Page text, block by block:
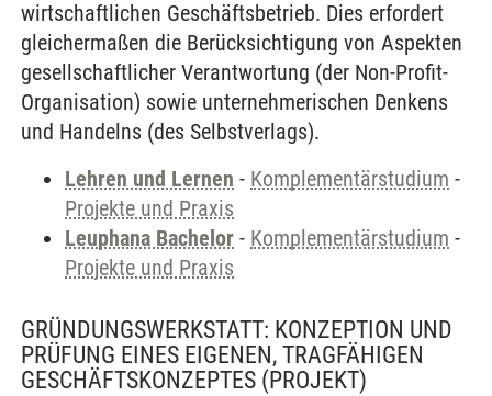
wirtschaftlichen Geschäftsbetrieb. Dies erfordert
gleichermaßen die Berücksichtigung von Aspekten
gesellschaftlicher Verantwortung (der Non-Profit-
Organisation) sowie unternehmerischen Denkens
und Handelns (des Selbstverlags).
Lehren und Lernen - Komplementärstudium -
Projekte und Praxis
Leuphana Bachelor - Komplementärstudium -
Projekte und Praxis
GRÜNDUNGSWERKSTATT: KONZEPTION UND
PRÜFUNG EINES EIGENEN, TRAGFÄHIGEN
GESCHÄFTSKONZEPTES (PROJEKT)